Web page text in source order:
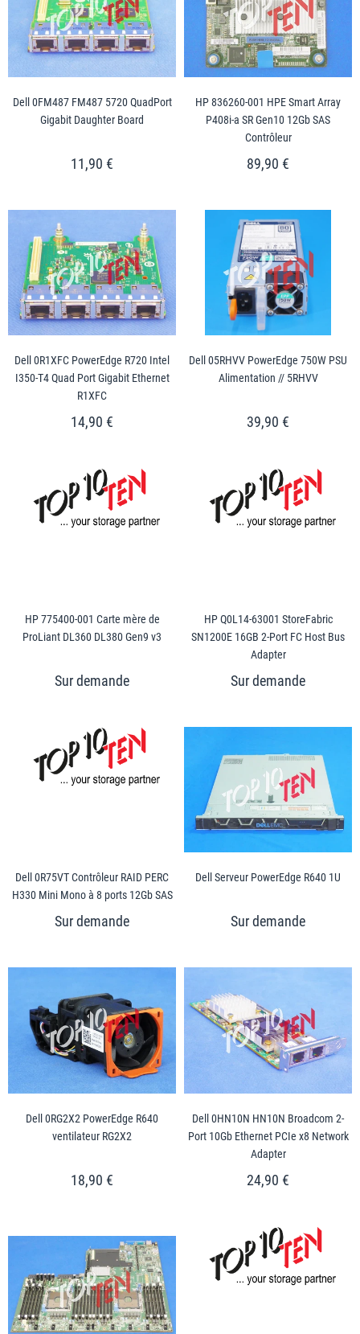
Dell 0FM487 FM487 5720 QuadPort
Gigabit Daughter Board
11,90 €
HP 836260-001 HPE Smart Array
P408i-a SR Gen10 12Gb SAS
Contrôleur
89,90 €
Dell 0R1XFC PowerEdge R720 Intel
I350-T4 Quad Port Gigabit Ethernet
R1XFC
14,90 €
Dell 05RHVV PowerEdge 750W PSU
Alimentation // 5RHVV
39,90 €
HP 775400-001 Carte mère de
ProLiant DL360 DL380 Gen9 v3
HP Q0L14-63001 StoreFabric
SN1200E 16GB 2-Port FC Host Bus
Adapter
Dell 0R75VT Contrôleur RAID PERC
H330 Mini Mono à 8 ports 12Gb SAS
Dell Serveur PowerEdge R640 1U
Dell 0RG2X2 PowerEdge R640
ventilateur RG2X2
18,90 €
Dell 0HN10N HN10N Broadcom 2-
Port 10Gb Ethernet PCIe x8 Network
Adapter
24,90 €